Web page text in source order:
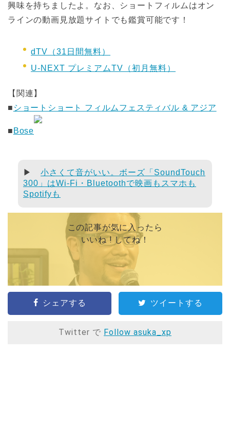
興味を持ちましたよ。なお、ショートフィルムはオン
ラインの動画見放題サイトでも鑑賞可能です！
dTV（31日間無料）
U-NEXT プレミアムTV（初月無料）
【関連】
■ ショートショート フィルムフェスティバル & アジア
■ Bose
▶ 小さくて音がいい。ボーズ「SoundTouch
300」はWi-Fi・Bluetoothで映画もスマホも
Spotifyも
この記事が気に入ったら
いいね ! してね！
シェアする ツイートする
Twitter で Follow asuka_xp